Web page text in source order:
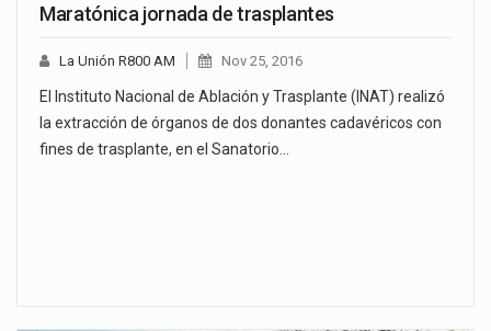
Maratónica jornada de trasplantes
La Unión R800 AM Nov 25, 2016
El Instituto Nacional de Ablación y Trasplante (INAT) realizó
la extracción de órganos de dos donantes cadavéricos con
fines de trasplante, en el Sanatorio…